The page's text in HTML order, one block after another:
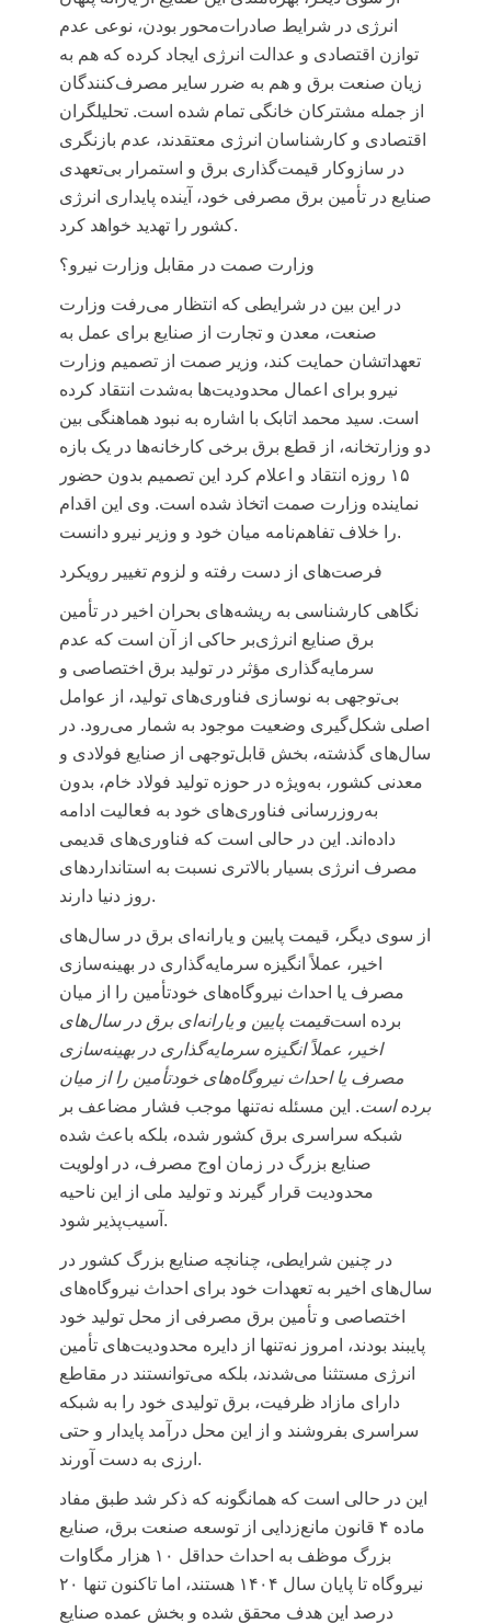
انرژی در شرایط صادرات‌محور بودن، نوعی عدم
توازن اقتصادی و عدالت انرژی ایجاد کرده که هم به
زیان صنعت برق و هم به ضرر سایر مصرف‌کنندگان
از جمله مشترکان خانگی تمام شده است. تحلیلگران
اقتصادی و کارشناسان انرژی معتقدند، عدم بازنگری
در سازوکار قیمت‌گذاری برق و استمرار بی‌تعهدی
صنایع در تأمین برق مصرفی خود، آینده پایداری انرژی
کشور را تهدید خواهد کرد.
وزارت صمت در مقابل وزارت نیرو؟
در این بین در شرایطی که انتظار می‌رفت وزارت
صنعت، معدن و تجارت از صنایع برای عمل به
تعهداتشان حمایت کند، وزیر صمت از تصمیم وزارت
نیرو برای اعمال محدودیت‌ها به‌شدت انتقاد کرده
است. سید محمد اتابک با اشاره به نبود هماهنگی بین
دو وزارتخانه، از قطع برق برخی کارخانه‌ها در یک بازه
۱۵ روزه انتقاد و اعلام کرد این تصمیم بدون حضور
نماینده وزارت صمت اتخاذ شده است. وی این اقدام
را خلاف تفاهم‌نامه میان خود و وزیر نیرو دانست.
فرصت‌های از دست رفته و لزوم تغییر رویکرد
نگاهی کارشناسی به ریشه‌های بحران اخیر در تأمین
برق صنایع انرژی‌بر حاکی از آن است که عدم
سرمایه‌گذاری مؤثر در تولید برق اختصاصی و
بی‌توجهی به نوسازی فناوری‌های تولید، از عوامل
اصلی شکل‌گیری وضعیت موجود به شمار می‌رود. در
سال‌های گذشته، بخش قابل‌توجهی از صنایع فولادی و
معدنی کشور، به‌ویژه در حوزه تولید فولاد خام، بدون
به‌روزرسانی فناوری‌های خود به فعالیت ادامه
داده‌اند. این در حالی است که فناوری‌های قدیمی
مصرف انرژی بسیار بالاتری نسبت به استانداردهای
روز دنیا دارند.
از سوی دیگر، قیمت پایین و یارانه‌ای برق در سال‌های
اخیر، عملاً انگیزه سرمایه‌گذاری در بهینه‌سازی
مصرف یا احداث نیروگاه‌های خودتأمین را از میان
برده است‌قیمت پایین و یارانه‌ای برق در سال‌های
اخیر، عملاً انگیزه سرمایه‌گذاری در بهینه‌سازی
مصرف یا احداث نیروگاه‌های خودتأمین را از میان
برده است. این مسئله نه‌تنها موجب فشار مضاعف بر
شبکه سراسری برق کشور شده، بلکه باعث شده
صنایع بزرگ در زمان اوج مصرف، در اولویت
محدودیت قرار گیرند و تولید ملی از این ناحیه
آسیب‌پذیر شود.
در چنین شرایطی، چنانچه صنایع بزرگ کشور در
سال‌های اخیر به تعهدات خود برای احداث نیروگاه‌های
اختصاصی و تأمین برق مصرفی از محل تولید خود
پایبند بودند، امروز نه‌تنها از دایره محدودیت‌های تأمین
انرژی مستثنا می‌شدند، بلکه می‌توانستند در مقاطع
دارای مازاد ظرفیت، برق تولیدی خود را به شبکه
سراسری بفروشند و از این محل درآمد پایدار و حتی
ارزی به دست آورند.
این در حالی است که همانگونه که ذکر شد طبق مفاد
ماده ۴ قانون مانع‌زدایی از توسعه صنعت برق، صنایع
بزرگ موظف به احداث حداقل ۱۰ هزار مگاوات
نیروگاه تا پایان سال ۱۴۰۴ هستند، اما تاکنون تنها ۲۰
درصد این هدف محقق شده و بخش عمده صنایع